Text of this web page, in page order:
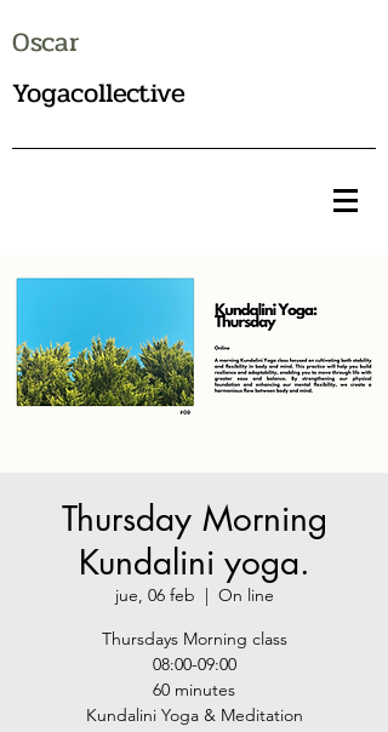
Oscar
Yogacollective
Thursday Morning
Kundalini yoga.
jue, 06 feb
  |
On line
Thursdays Morning class
08:00-09:00
60 minutes